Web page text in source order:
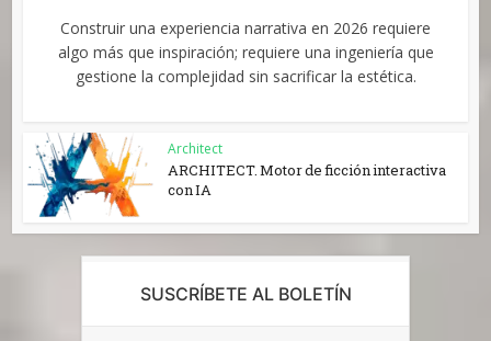
Construir una experiencia narrativa en 2026 requiere
algo más que inspiración; requiere una ingeniería que
gestione la complejidad sin sacrificar la estética.
Architect
ARCHITECT. Motor de ficción interactiva
con IA
SUSCRÍBETE AL BOLETÍN